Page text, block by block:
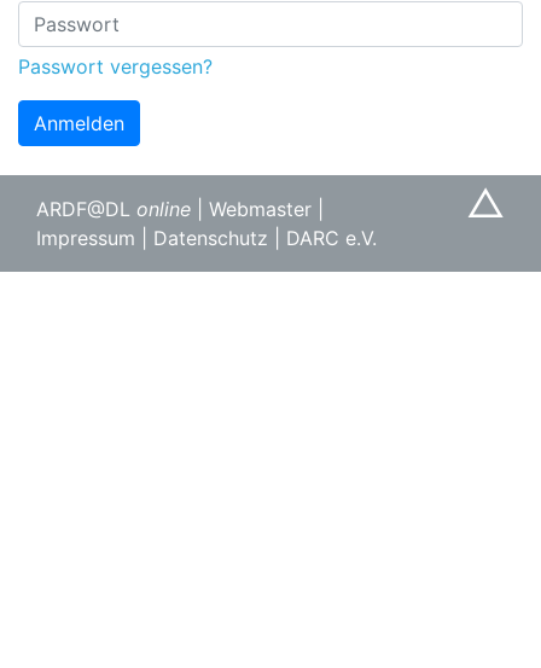
Passwort vergessen?
Anmelden
△
ARDF@DL online Webmaster
Impressum
Datenschutz DARC e.V.